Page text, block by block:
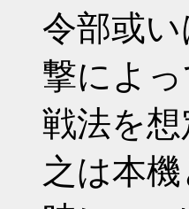
令部或
撃によ
戦法を想
之は本